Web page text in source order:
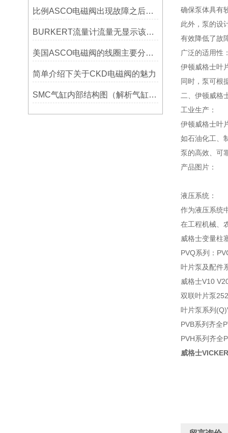
比例ASCO电磁阀出现故障之后怎么办？
BURKERT流量计流量无显示该怎么解决
美国ASCO电磁阀的线圈主要分类如下？
简单介绍下关于CKD电磁阀的魅力
SMC气缸内部结构图（解析气缸的结构及基本原理简介）
确保泵体具有
此外，泵的设
有效降低了故
广泛的适用性
伊顿威格士叶
同时，泵可根
二、伊顿威格
工业生产：
伊顿威格士叶
如石油化工、
泵的高效、可
产品图片：
液压系统：
作为液压系统
在工程机械、
威格士变量柱
PVQ系列：
叶片泵及配件
威格士V10
双联叶片泵
叶片泵系列
PVB系列齐全
PVH系列齐全
威格士